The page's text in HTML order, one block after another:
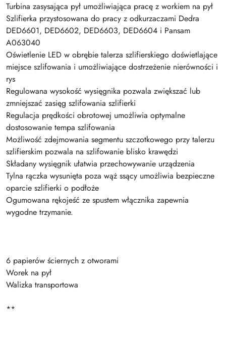
Turbina zasysająca pył umożliwiająca pracę z workiem na pył
Szlifierka przystosowana do pracy z odkurzaczami Dedra
DED6601, DED6602, DED6603, DED6604 i Pansam
A063040
Oświetlenie LED w obrębie talerza szlifierskiego doświetlające
miejsce szlifowania i umożliwiające dostrzeżenie nierówności i
rys
Regulowana wysokość wysięgnika pozwala zwiększać lub
zmniejszać zasięg szlifowania szlifierki
Regulacja prędkości obrotowej umożliwia optymalne
dostosowanie tempa szlifowania
Możliwość zdejmowania segmentu szczotkowego przy talerzu
szlifierskim pozwala na szlifowanie blisko krawędzi
Składany wysięgnik ułatwia przechowywanie urządzenia
Tylna rączka wysunięta poza wąż ssący umożliwia bezpieczne
oparcie szlifierki o podłoże
Ogumowana rękojeść ze spustem włącznika zapewnia
wygodne trzymanie.
6 papierów ściernych z otworami
Worek na pył
Walizka transportowa
**